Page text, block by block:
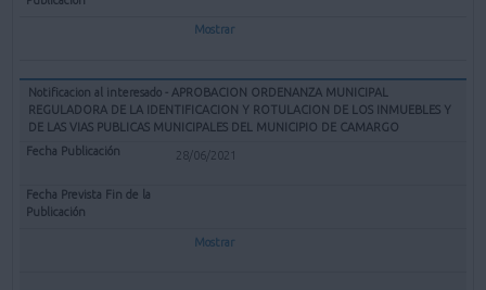
Mostrar
Notificacion al interesado - APROBACION ORDENANZA MUNICIPAL
REGULADORA DE LA IDENTIFICACION Y ROTULACION DE LOS INMUEBLES Y
DE LAS VIAS PUBLICAS MUNICIPALES DEL MUNICIPIO DE CAMARGO
28/06/2021
Mostrar